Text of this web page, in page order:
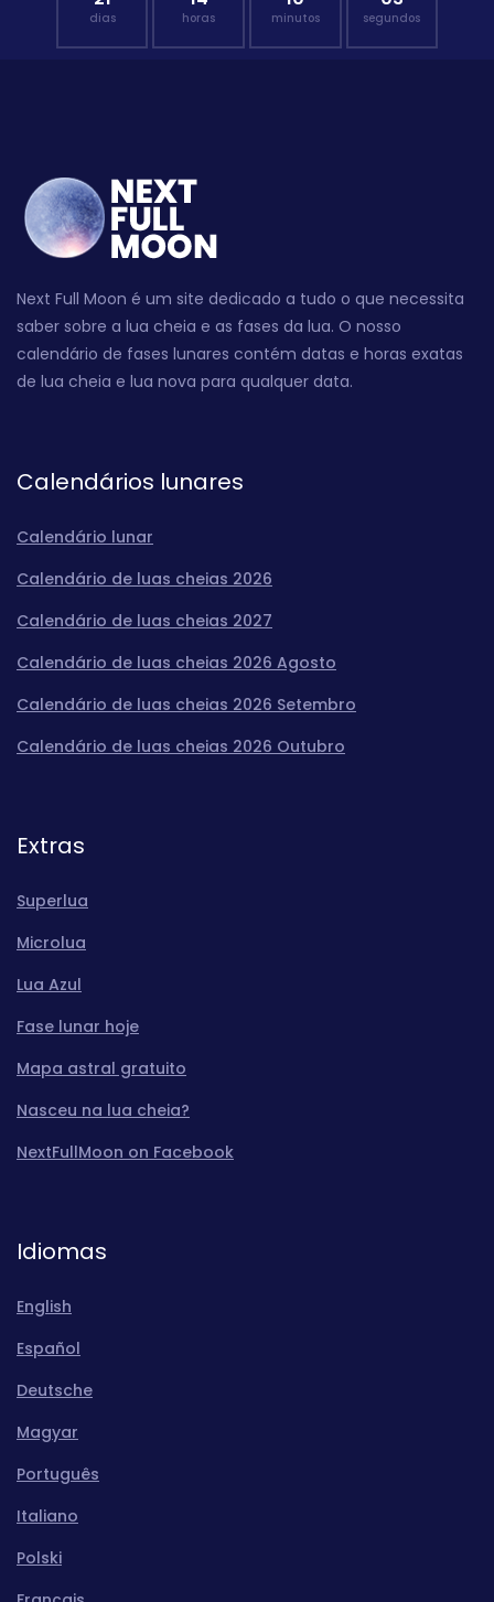
dias horas minutos segundos
Next Full Moon é um site dedicado a tudo o que necessita
saber sobre a lua cheia e as fases da lua. O nosso
calendário de fases lunares contém datas e horas exatas
de lua cheia e lua nova para qualquer data.
Calendários lunares
Calendário lunar
Calendário de luas cheias 2026
Calendário de luas cheias 2027
Calendário de luas cheias 2026 Agosto
Calendário de luas cheias 2026 Setembro
Calendário de luas cheias 2026 Outubro
Extras
Superlua
Microlua
Lua Azul
Fase lunar hoje
Mapa astral gratuito
Nasceu na lua cheia?
NextFullMoon on Facebook
Idiomas
English
Español
Deutsche
Magyar
Português
Italiano
Polski